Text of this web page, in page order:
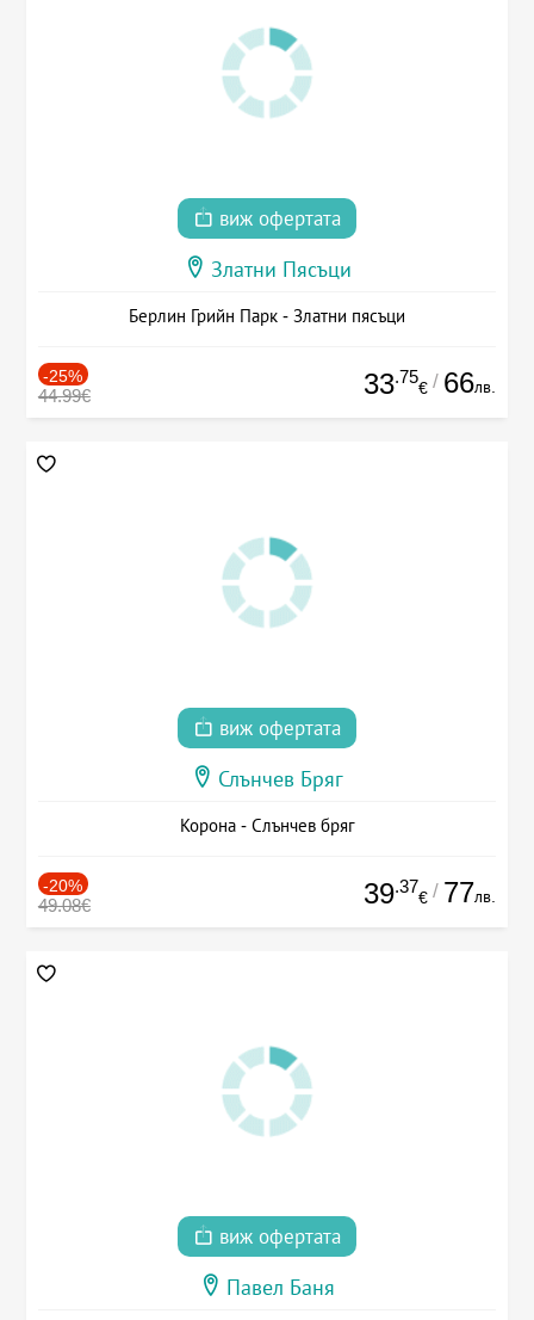
виж офертата
Златни Пясъци
Берлин Грийн Парк - Златни пясъци
-25%
44.99€ 33.75
€ / 66лв.
виж офертата
Слънчев Бряг
Корона - Слънчев бряг
-20%
49.08€ 39.37
€ / 77лв.
виж офертата
Павел Баня